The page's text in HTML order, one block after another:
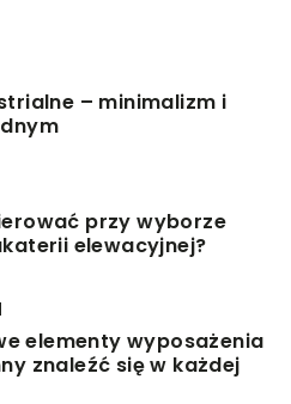
– minimalizm i
przy wyborze
elewacyjnej?
elementy wyposażenia
znaleźć się w każdej